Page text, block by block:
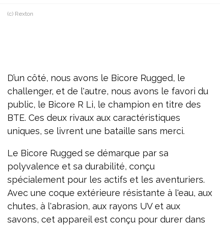
(c) Rexton
D’un côté, nous avons le Bicore Rugged, le
challenger, et de l'autre, nous avons le favori du
public, le Bicore R Li, le champion en titre des
BTE. Ces deux rivaux aux caractéristiques
uniques, se livrent une bataille sans merci.
Le Bicore Rugged se démarque par sa
polyvalence et sa durabilité, conçu
spécialement pour les actifs et les aventuriers.
Avec une coque extérieure résistante à l'eau, aux
chutes, à l'abrasion, aux rayons UV et aux
savons, cet appareil est conçu pour durer dans